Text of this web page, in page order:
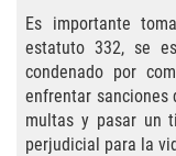
Es importante
estatuto 332, se
condenado por
enfrentar sanciones
multas y pasar un
perjudicial para la